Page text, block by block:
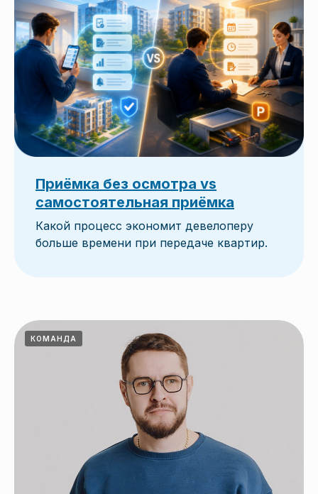
Приёмка без осмотра vs
самостоятельная приёмка
Какой процесс экономит девелоперу
больше времени при передаче квартир.
КОМАНДА